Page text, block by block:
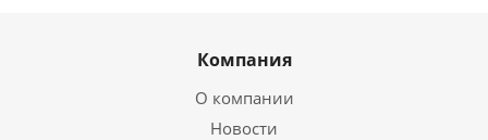
Компания
О компании
Новости